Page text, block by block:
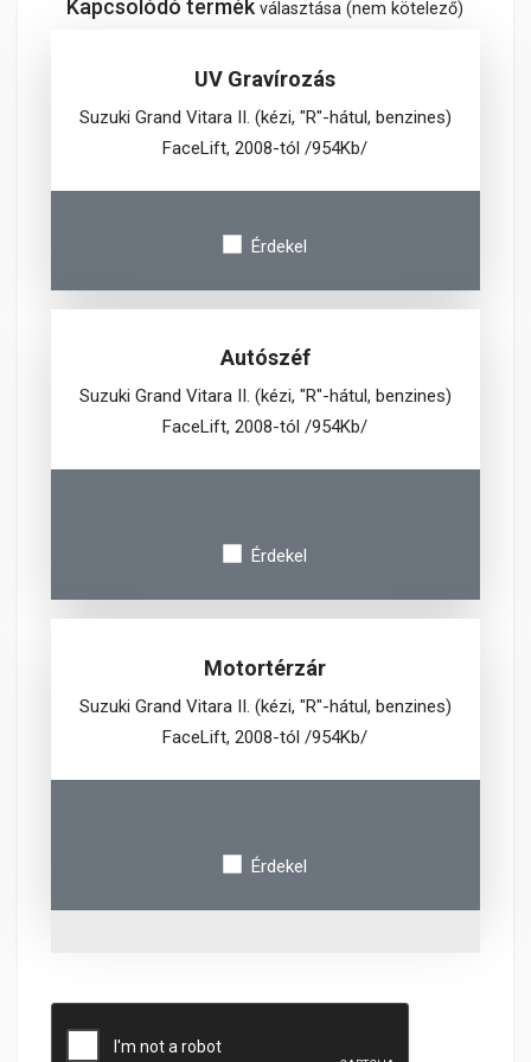
Kapcsolódó termékválasztása (nem kötelező)
UV Gravírozás
Suzuki Grand Vitara II. (kézi, "R"-hátul, benzines)
FaceLift, 2008-tól /954Kb/
Érdekel
Autószéf
Suzuki Grand Vitara II. (kézi, "R"-hátul, benzines)
FaceLift, 2008-tól /954Kb/
Érdekel
Motortérzár
Suzuki Grand Vitara II. (kézi, "R"-hátul, benzines)
FaceLift, 2008-tól /954Kb/
Érdekel